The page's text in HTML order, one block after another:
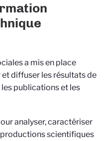
a mis en place
diffuser les résultats de
publications et les
analyser, caractériser
scientifiques